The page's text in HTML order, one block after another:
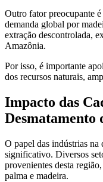
Outro fator preocupante
demanda global por
extração descontrolada,
Amazônia.
Por isso, é importante
dos recursos naturais,
Impacto das
Desmatamento
O papel das indústrias na
significativo. Diversos
provenientes desta
palma e madeira.